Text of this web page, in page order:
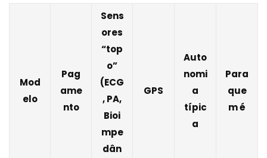
Mod
elo
Pag
ame
nto
Sens
ores
“top
o”
(ECG
, PA,
Bioi
mpe
dân
GPS
Auto
nomi
a
típic
a
Para
que
m é